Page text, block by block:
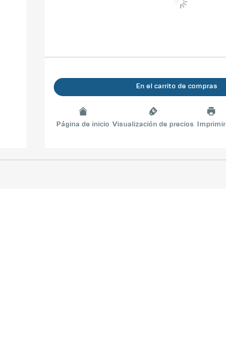
En el carrito de compras
Página de inicio Visualización de precios Imprimir